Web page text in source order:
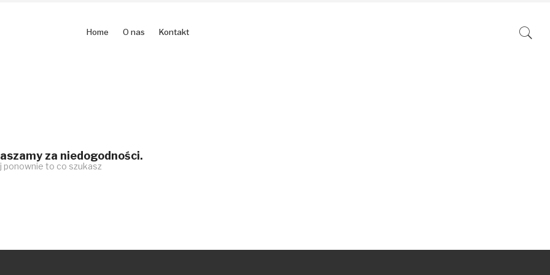
Home O nas Kontakt
za niedogodności.
ponownie to co szukasz